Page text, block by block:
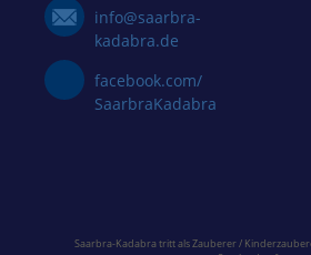
info@saarbra-
kadabra.de
facebook.com/
SaarbraKadabra
Saarbra-Kadabra tritt als Zauberer /